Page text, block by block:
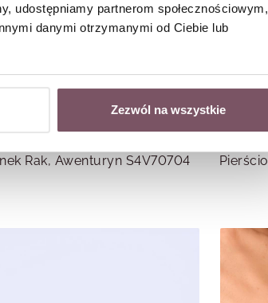
udostępniamy partnerom społecznościowym,
danymi otrzymanymi od Ciebie lub
Zezwól na wszystkie
Rak, Awenturyn S4V70704